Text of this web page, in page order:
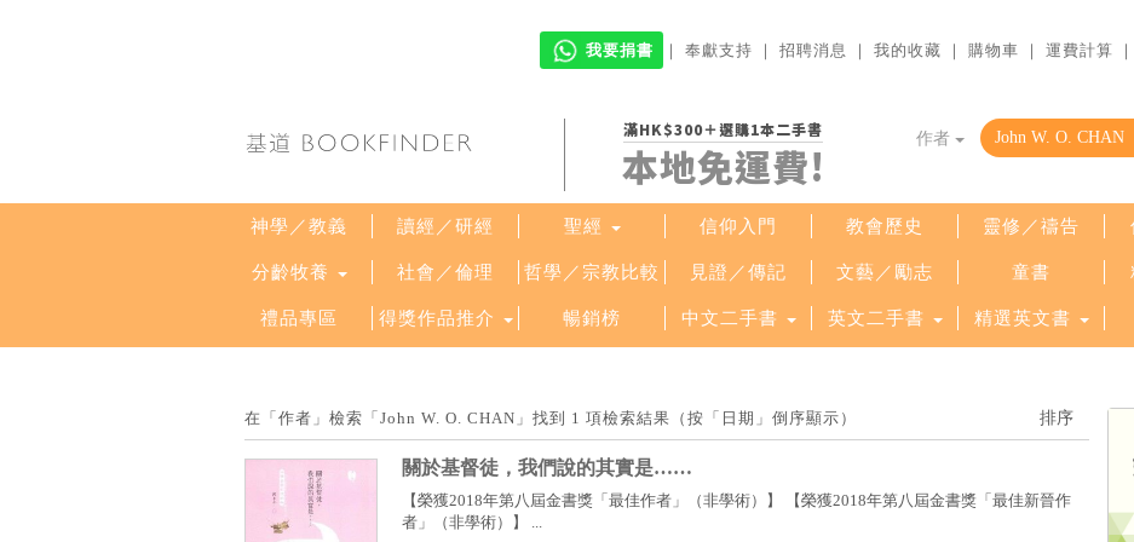
我要捐書 ｜ 奉獻支持 ｜ 招聘消息 ｜ 我的收藏 ｜ 購物車 ｜ 運費計算 ｜
滿HK$300＋選購1本二手書
本地免運費!
作者
神學／教義 讀經／研經 聖經 信仰入門 教會歷史 靈修／禱告
分齡牧養 社會／倫理 哲學／宗教比較 見證／傳記 文藝／勵志 童書
禮品專區 得獎作品推介 暢銷榜 中文二手書 英文二手書 精選英文書
在「作者」檢索「John W. O. CHAN」找到 1 項檢索結果（按「日期」倒序顯示）
關於基督徒，我們說的其實是……
【榮獲2018年第八屆金書獎「最佳作者」（非學術）】 【榮獲2018年第八屆金書獎「最佳新晉作
者」（非學術）】 ...